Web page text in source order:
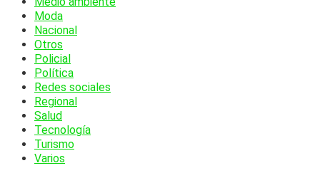
Moda
Nacional
Otros
Policial
Política
Redes sociales
Regional
Salud
Tecnología
Turismo
Varios